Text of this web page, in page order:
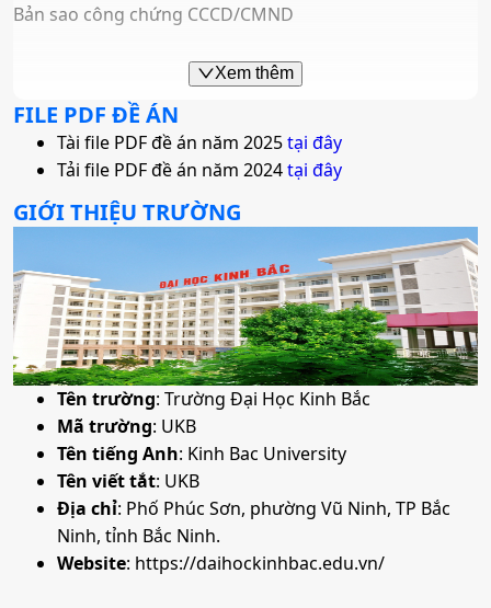
• Phương thức xét tuyển:Ưu TiênĐGTD BK
Bạ ĐGNL HN
• Tổ hợp:A00; D01; A01; A10; Q00
5. Y khoa
•Mã ngành:
7720101
Chỉ tiêu:300
• Phương thức xét tuyển:ĐT THPTHọc BạƯu TiênĐGTD
BKThi RiêngĐGNL HN
• Tổ hợp:A00; A01; B00; D07; D08; D90; Q00
6. Y học cổ truyền
•Mã ngành:7720115
Bản sao công chứng CCCD/CMND
Phiếu đăng ký xét tuyển
(theo mẫu của Trường Đại học Kinh Bắc) (Mẫu 01 hoặc Mẫu
02)
chứng nhận tốt nghiệp tạm thời đối với thí sinh tốt
Bản sao công chứng Học bạ THPT
Bản sao công chứng CCCD/CMND
Bản sao công chứng Bằng tốt nghiệp trung cấp, cao
đẳng, đại học(đối với phương thức 5)
Đơn xin xác nhận thời gian công tác từ 3 năm trở lên
đúng với chuyên môn được đào tạo(Mẫu 03)
giấy phép hành nghề từ 1 năm trở lên tính đến thời
điểm xét tuyển(đối với phương thức 5)
Giấy xác nhận kết quả đánh giá năng lực của các trường
Xem thêm
FILE PDF ĐỀ ÁN
Tài file PDF đề án năm 2025tại đây
Tải file PDF đề án năm 2024tại đây
GIỚI THIỆU TRƯỜNG
Tên trường: Trường Đại Học Kinh Bắc
Mã trường: UKB
Tên tiếng Anh: Kinh Bac University
Tên viết tắt: UKB
Địa chỉ: Phố Phúc Sơn, phường Vũ Ninh, TP Bắc
Ninh, tỉnh Bắc Ninh.
Website: https://daihockinhbac.edu.vn/